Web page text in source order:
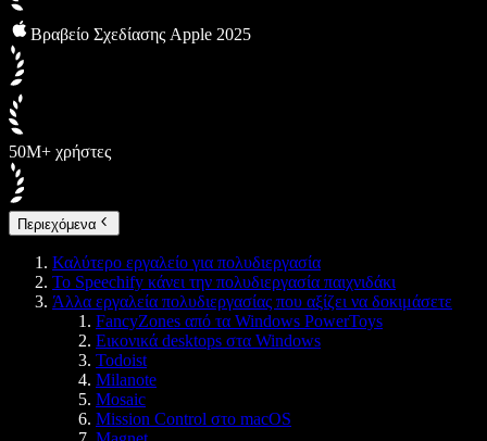
Βραβείο Σχεδίασης Apple 2025
50M+ χρήστες
Περιεχόμενα
Καλύτερο εργαλείο για πολυδιεργασία
Το Speechify κάνει την πολυδιεργασία παιχνιδάκι
Άλλα εργαλεία πολυδιεργασίας που αξίζει να δοκιμάσετε
FancyZones από τα Windows PowerToys
Εικονικά desktops στα Windows
Todoist
Milanote
Mosaic
Mission Control στο macOS